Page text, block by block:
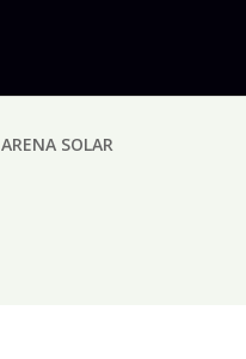
ARENA SOLAR